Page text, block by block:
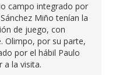
campo integrado por
Miño tenían la
de juego, con
Olimpo, por su parte,
por el hábil Paulo
a la visita.